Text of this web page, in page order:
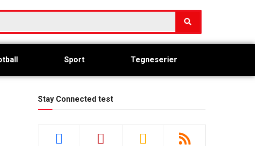
Sport Tegneserier
Stay Connected test